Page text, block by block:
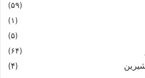
(۵۹)
(۱)
(۵)
(۶۴)
(۴)